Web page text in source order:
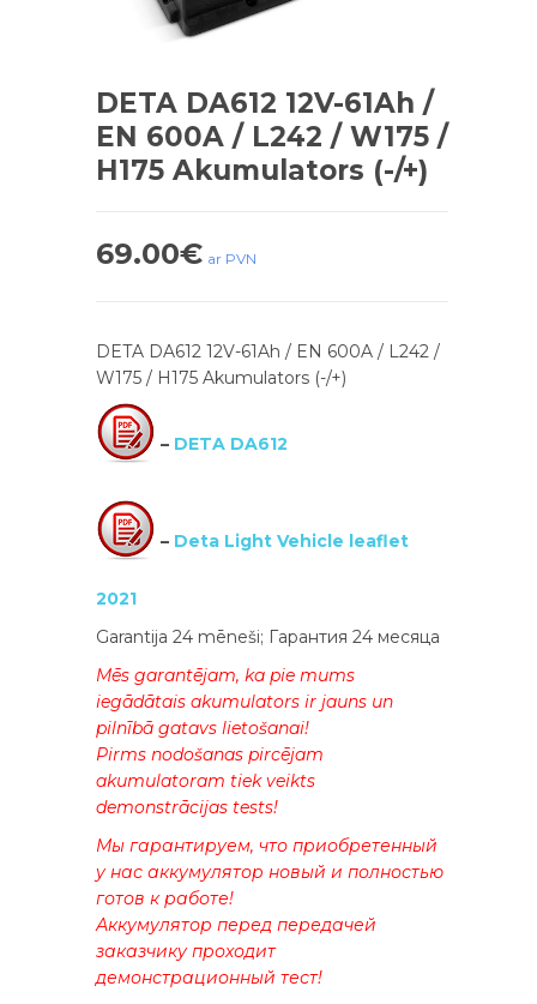
DETA DA612 12V-61Ah /
EN 600A / L242 / W175 /
H175 Akumulators (-/+)
69.00€ ar PVN
DETA DA612 12V-61Ah / EN 600A / L242 /
W175 / H175 Akumulators (-/+)
– DETA DA612
– Deta Light Vehicle leaflet
2021
Garantija 24 mēneši; Гарантия 24 месяца
Mēs garantējam, ka pie mums
iegādātais akumulators ir jauns un
pilnībā gatavs lietošanai!
Pirms nodošanas pircējam
akumulatoram tiek veikts
demonstrācijas tests!
Мы гарантируем, что приобретенный
у нас аккумулятор новый и полностью
готов к работе!
Аккумулятор перед передачей
заказчику проходит
демонстрационный тест!